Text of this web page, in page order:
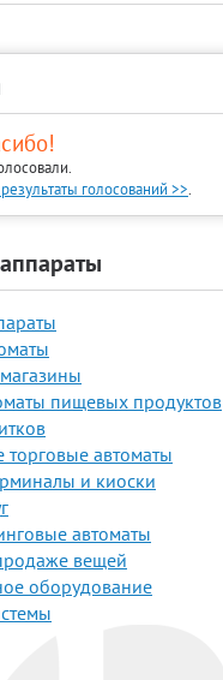
голосований >>.
пищевых продуктов
торговые автоматы
и киоски
автоматы
вещей
оборудование